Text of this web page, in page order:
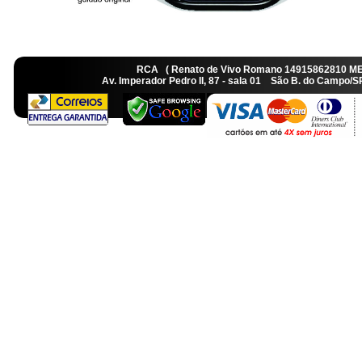
RCA ( Renato de Vivo Romano
Av. Imperador Pedro II, 87 - sala 01 São B. do